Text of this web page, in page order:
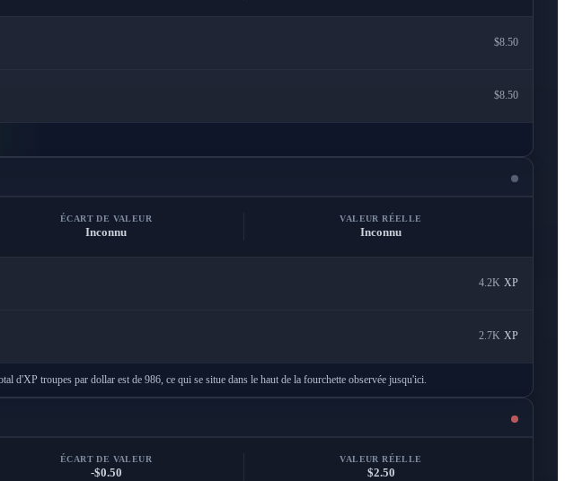
$8.50
$8.50
ÉCART DE VALEUR
Inconnu
VALEUR RÉELLE
Inconnu
4.2K XP
2.7K XP
d'XP troupes par dollar est de 986, ce qui se situe dans le haut de la fourchette observée jusqu'ici.
ÉCART DE VALEUR
-$0.50
VALEUR RÉELLE
$2.50